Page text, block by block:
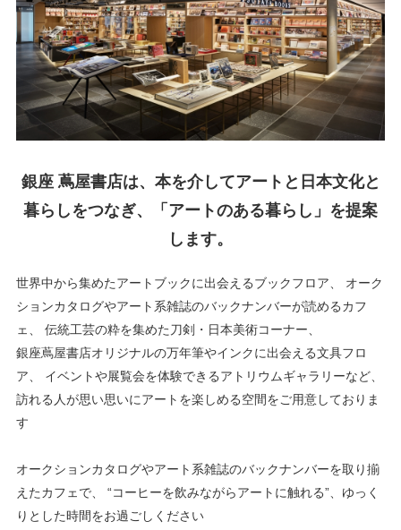
銀座 蔦屋書店は、本を介してアートと日本文化と
暮らしをつなぎ、「アートのある暮らし」を提案
します。
世界中から集めたアートブックに出会えるブックフロア、
オーク
ションカタログやアート系雑誌のバックナンバーが読めるカフ
ェ、
伝統工芸の粋を集めた刀剣・日本美術コーナー、
銀座蔦屋書店オリジナルの万年筆やインクに出会える文具フロ
ア、
イベントや展覧会を体験できるアトリウムギャラリーなど、
訪れる人が思い思いにアートを楽しめる空間をご用意しておりま
す
オークションカタログやアート系雑誌のバックナンバーを取り揃
えたカフェで、
“コーヒーを飲みながらアートに触れる”、ゆっく
りとした時間をお過ごしください